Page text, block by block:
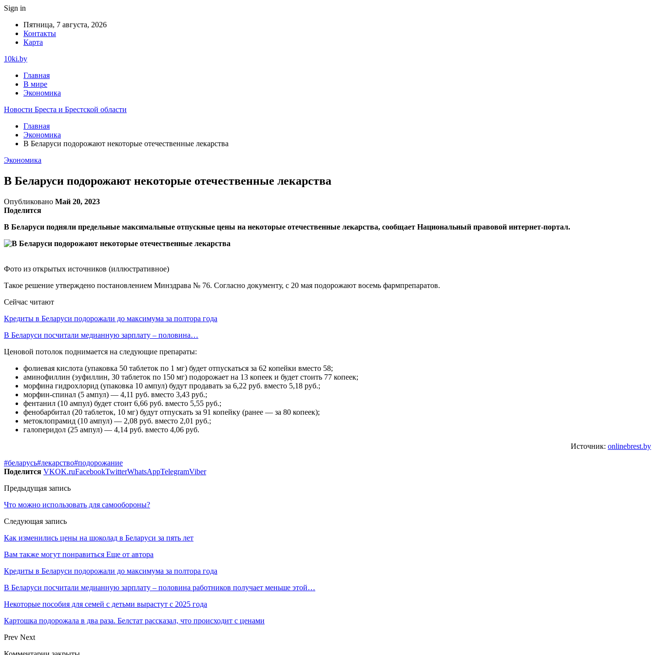
Sign in
Пятница, 7 августа, 2026
Контакты
Карта
10ki.by
Главная
В мире
Экономика
Новости Бреста и Брестской области
Главная
Экономика
В Беларуси подорожают некоторые отечественные лекарства
Экономика
В Беларуси подорожают некоторые отечественные лекарства
Опубликовано Май 20, 2023
Поделится
В Беларуси подняли предельные максимальные отпускные цены на некоторые отечественные лекарства, сообщает Национальный правовой интернет-портал.
Фото из открытых источников (иллюстративное)
Такое решение утверждено постановлением Минздрава № 76. Согласно документу, с 20 мая подорожают восемь фармпрепаратов.
Сейчас читают
Кредиты в Беларуси подорожали до максимума за полтора года
В Беларуси посчитали медианную зарплату – половина…
Ценовой потолок поднимается на следующие препараты:
фолиевая кислота (упаковка 50 таблеток по 1 мг) будет отпускаться за 62 копейки вместо 58;
аминофиллин (эуфиллин, 30 таблеток по 150 мг) подорожает на 13 копеек и будет стоить 77 копеек;
морфина гидрохлорид (упаковка 10 ампул) будут продавать за 6,22 руб. вместо 5,18 руб.;
морфин-спинал (5 ампул) — 4,11 руб. вместо 3,43 руб.;
фентанил (10 ампул) будет стоит 6,66 руб. вместо 5,55 руб.;
фенобарбитал (20 таблеток, 10 мг) будут отпускать за 91 копейку (ранее — за 80 копеек);
метоклопрамид (10 ампул) — 2,08 руб. вместо 2,01 руб.;
галоперидол (25 ампул) — 4,14 руб. вместо 4,06 руб.
Источник: onlinebrest.by
#беларусь#лекарство#подорожание
Поделится VKOK.ruFacebookTwitterWhatsAppTelegramViber
Предыдущая запись
Что можно использовать для самообороны?
Следующая запись
Как изменились цены на шоколад в Беларуси за пять лет
Вам также могут понравиться Еще от автора
Кредиты в Беларуси подорожали до максимума за полтора года
В Беларуси посчитали медианную зарплату – половина работников получает меньше этой…
Некоторые пособия для семей с детьми вырастут с 2025 года
Картошка подорожала в два раза. Белстат рассказал, что происходит с ценами
Prev Next